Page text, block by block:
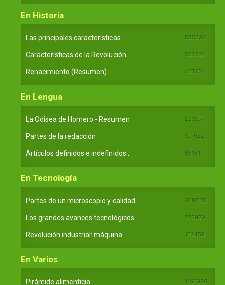
En Historia
Las principales características... 525533
Características de la Revolución... 522321
Renacimiento (Resumen) 457154
En Lengua
La Odisea de Homero - Resumen 233377
Partes de la redacción 107922
Artículos definidos e indefinidos... 66181
En Tecnología
Partes de un microscopio y calidad... 369765
Los grandes avances tecnológicos... 272923
Revolución industrial: máquina... 162459
En Varios
Pirámide alimenticia 1166386